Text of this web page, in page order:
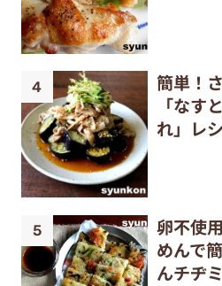
簡単！
「なす
れ」レ
卵不使
めんで
んチヂ